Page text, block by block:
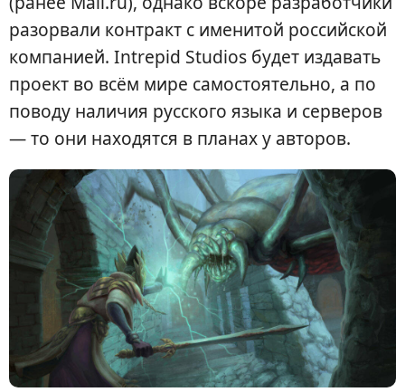
разорвали контракт с именитой российской
компанией. Intrepid Studios будет издавать
проект во всём мире самостоятельно, а по
поводу наличия русского языка и серверов
— то они находятся в планах у авторов.